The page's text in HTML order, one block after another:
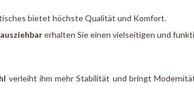
bietet höchste Qualität und Komfort.
erhalten Sie einen vielseitigen und
verleiht ihm mehr Stabilität und bringt